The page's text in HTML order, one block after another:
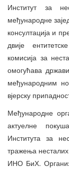
Институт за
међународне
консултација и
двије
комисија за
омогућава
међународним
вјерску
Међународне
актуелне
Института за
тражења
ИНО БиХ.